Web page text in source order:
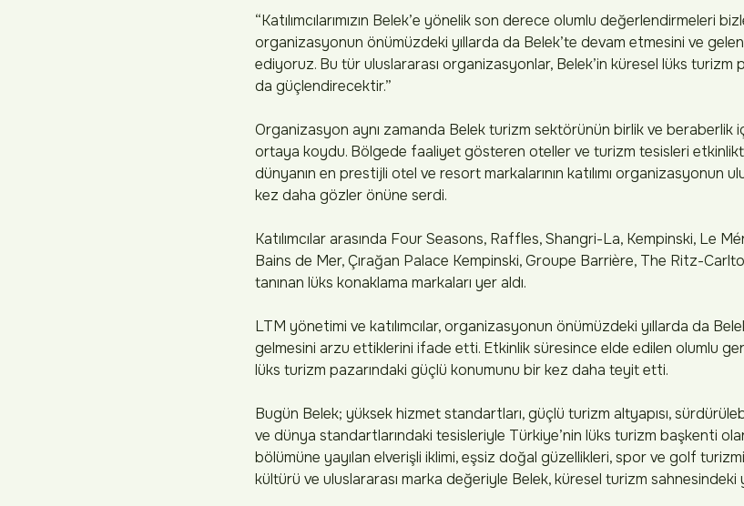
“Katılımcılarımızın Belek’e yönelik son derece olumlu değerlendirmeleri
organizasyonun önümüzdeki yıllarda da Belek’te devam etmesini ve
ediyoruz. Bu tür uluslararası organizasyonlar, Belek’in küresel lüks turizm
da güçlendirecektir.”
Organizasyon aynı zamanda Belek turizm sektörünün birlik ve beraberlik
ortaya koydu. Bölgede faaliyet gösteren oteller ve turizm tesisleri
dünyanın en prestijli otel ve resort markalarının katılımı organizasyonun
kez daha gözler önüne serdi.
Katılımcılar arasında Four Seasons, Raffles, Shangri-La, Kempinski, Le
Bains de Mer, Çırağan Palace Kempinski, Groupe Barrière, The Ritz-
tanınan lüks konaklama markaları yer aldı.
LTM yönetimi ve katılımcılar, organizasyonun önümüzdeki yıllarda da
gelmesini arzu ettiklerini ifade etti. Etkinlik süresince elde edilen olumlu
lüks turizm pazarındaki güçlü konumunu bir kez daha teyit etti.
Bugün Belek; yüksek hizmet standartları, güçlü turizm altyapısı,
ve dünya standartlarındaki tesisleriyle Türkiye’nin lüks turizm başkenti
bölümüne yayılan elverişli iklimi, eşsiz doğal güzellikleri, spor ve golf
kültürü ve uluslararası marka değeriyle Belek, küresel turizm sahnesindeki